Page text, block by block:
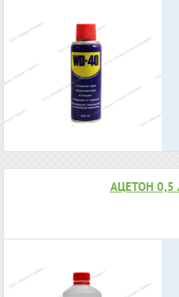
АЦЕТОН 0,5